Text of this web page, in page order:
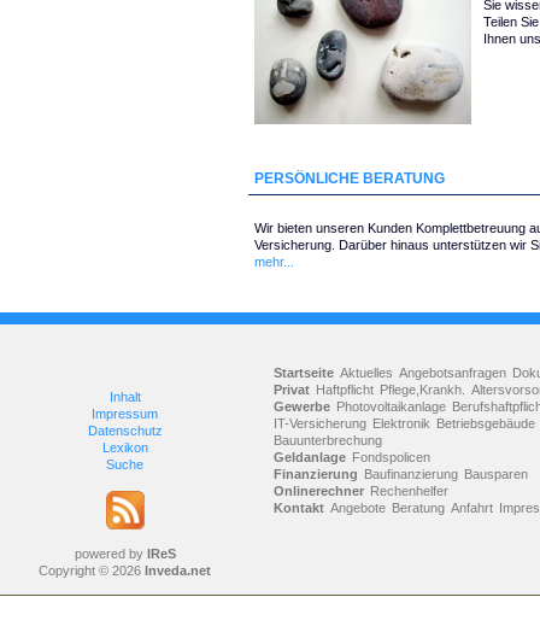
Sie
Teilen
Ihnen
PERSÖNLICHE BERATUNG
Wir bieten unseren Kunden Komplettbetreuung
Versicherung. Darüber hinaus unterstützen wir
mehr...
Inhalt
Impressum
Datenschutz
Lexikon
Suche
powered by IReS
Copyright © 2026 Inveda.net
Startseite Aktuelles Angebotsanfragen
Privat Haftpflicht Pflege,Krankh.
Gewerbe Photovoltaikanlage
IT-Versicherung Elektronik Betriebsgebäude
Bauunterbrechung
Geldanlage Fondspolicen
Finanzierung Baufinanzierung Bausparen
Onlinerechner Rechenhelfer
Kontakt Angebote Beratung Anfahrt